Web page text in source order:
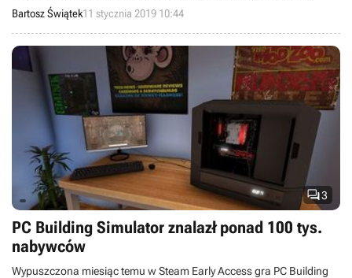
wczesnego dostępu. Program trafił na platformę Steam w marcu
2018 roku.
Bartosz Świątek11 stycznia 2019 10:44
3
PC Building Simulator znalazł ponad 100 tys.
nabywców
Wypuszczona miesiąc temu w Steam Early Access gra PC Building